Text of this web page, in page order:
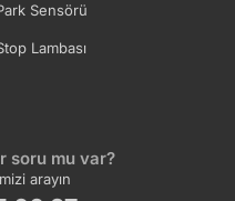
Sensörü
Lambası
soru mu var?
arayın